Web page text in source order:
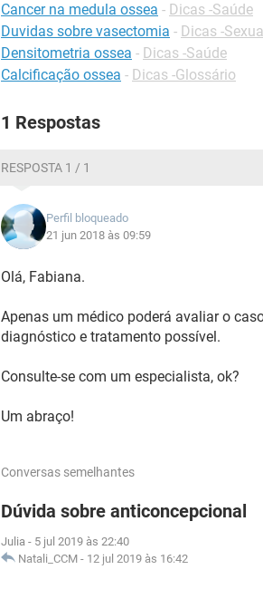
Cancer na medula ossea - Dicas -Saúde
Duvidas sobre vasectomia - Dicas -
Densitometria ossea - Dicas -Saúde
Calcificação ossea - Dicas -Glossário
1 Respostas
RESPOSTA 1 / 1
Perfil bloqueado
21 jun 2018 às 09:59
Olá, Fabiana.
Apenas um médico poderá avaliar o
diagnóstico e tratamento possível.
Consulte-se com um especialista, ok?
Um abraço!
Conversas semelhantes
Dúvida sobre anticoncepcional
Julia - 5 jul 2019 às 22:40
Natali_CCM - 12 jul 2019 às 16:42